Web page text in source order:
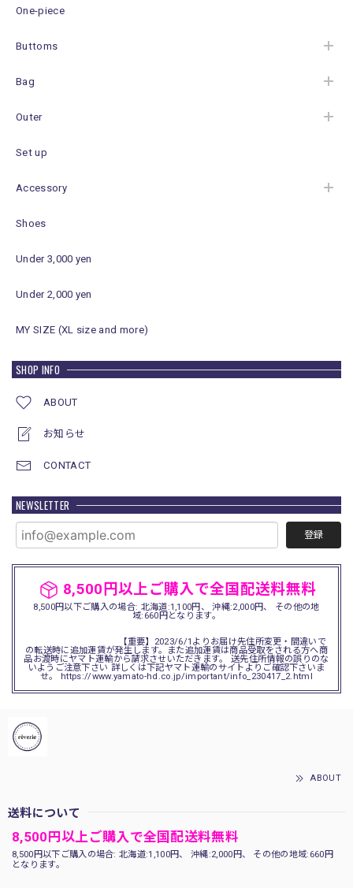
One-piece
Buttoms
Bag
Outer
Set up
Accessory
Shoes
Under 3,000 yen
Under 2,000 yen
MY SIZE (XL size and more)
SHOP INFO
ABOUT
お知らせ
CONTACT
NEWSLETTER
登録
8,500円以上ご購入で全国配送料無料
8,500円以下ご購入の場合: 北海道:1,100円、 沖縄:2,000円、 その他の地
域:660円となります。
【重要】2023/6/1よりお届け先住所変更・間違いで
の転送時に追加運賃が発生します。また追加運賃は商品受取をされる方へ商
品お渡時にヤマト運輸から請求させいただきます。 送先住所情報の誤りのな
いようご注意下さい 詳しくは下記ヤマト運輸のサイトよりご確認下さいま
せ。 https://www.yamato-hd.co.jp/important/info_230417_2.html
ABOUT
送料について
8,500円以上ご購入で全国配送料無料
8,500円以下ご購入の場合: 北海道:1,100円、 沖縄:2,000円、 その他の地域:660円
となります。